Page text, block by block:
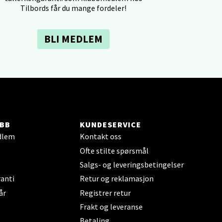
Tilbords får du mange fordeler!
BLI MEDLEM
KUNDESERVICE
Kontakt oss
Ofte stilte spørsmål
Salgs- og leveringsbetingelser
Retur og reklamasjon
Registrer retur
Frakt og leveranse